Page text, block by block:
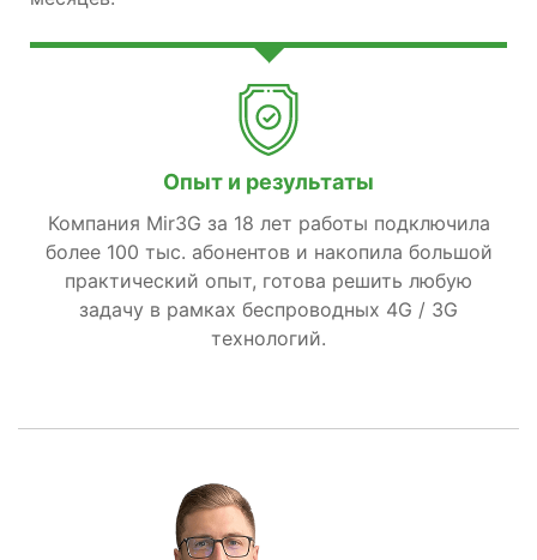
Опыт и результаты
Компания Mir3G за 18 лет работы подключила
более 100 тыс. абонентов и накопила большой
практический опыт, готова решить любую
задачу в рамках беспроводных 4G / 3G
технологий.